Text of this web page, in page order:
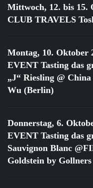
Mittwoch, 12. bis 15.
CLUB TRAVELS
Montag, 10. Oktober
EVENT Tasting das
„J“ Riesling @
Wu (Berlin)
Donnerstag, 6.
EVENT Tasting das
Sauvignon Blanc
Goldstein by